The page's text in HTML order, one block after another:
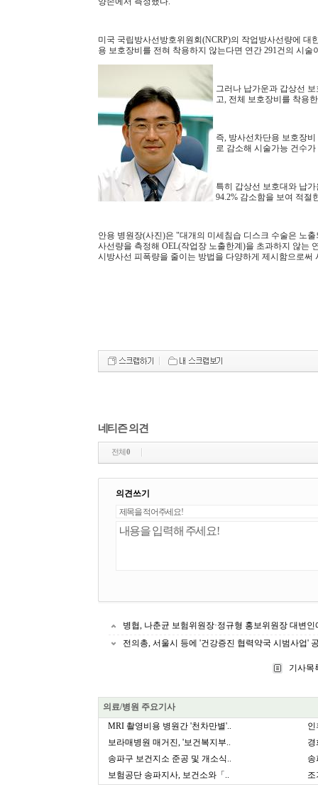
미국 국립방사선방호위원회(NCRP)의 작업방사선량에
용 보호장비를 전혀 착용하지 않는다면 연간 291건의 시술
그러나 납가운과 갑상선
고, 전체 보호장비를 착용
즉, 방사선차단용 보호장
로 감소해 시술가능 건수가
특히 갑상선 보호대와 납
94.2% 감소함을 보여 적절
안용 병원장(사진)은 "대개의 미세침습 디스크 수술은 노
사선량을 측정해 OEL(작업장 노출한계)을 초과하지 않는
시방사선 피폭량을 줄이는 방법을 다양하게 제시함으로
네티즌 의견
전체0
의견쓰기
병협, 나춘균 보험위원장·정규형 홍보위원장 대변인
전의총, 서울시 등에 '건강증진 협력약국 시범사업'
기사목
의료/병원 주요기사
MRI 촬영비용 병원간 '천차만별'..
인
보라매병원 매거진, '보건복지부..
경
송파구 보건지소 준공 및 개소식..
송
보험공단 송파지사, 보건소와「..